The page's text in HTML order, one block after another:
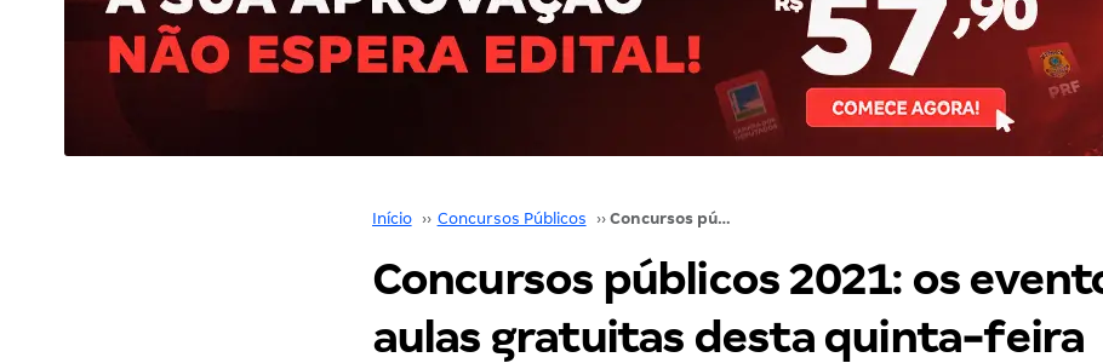
Início ›› Concursos Públicos ›› Concursos públicos 2021: os eventos e aulas gratuitas desta quinta-feira
Concursos públicos 2021: os
aulas gratuitas desta quinta-feira